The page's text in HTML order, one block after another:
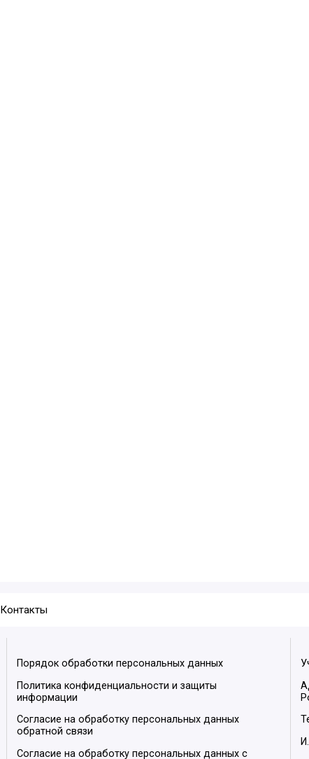
Контакты
Порядок обработки персональных данных
Политика конфиденциальности и защиты
информации
Согласие на обработку персональных данных
обратной связи
Согласие на обработку персональных данных с